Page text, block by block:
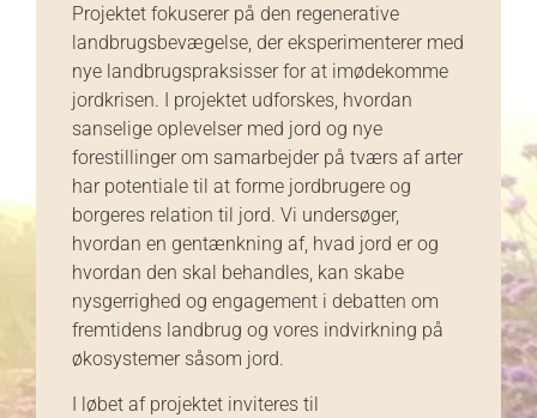
Projektet fokuserer på den regenerative
landbrugsbevægelse, der eksperimenterer med
nye landbrugspraksisser for at imødekomme
jordkrisen. I projektet udforskes, hvordan
sanselige oplevelser med jord og nye
forestillinger om samarbejder på tværs af arter
har potentiale til at forme jordbrugere og
borgeres relation til jord. Vi undersøger,
hvordan en gentænkning af, hvad jord er og
hvordan den skal behandles, kan skabe
nysgerrighed og engagement i debatten om
fremtidens landbrug og vores indvirkning på
økosystemer såsom jord.
I løbet af projektet inviteres til